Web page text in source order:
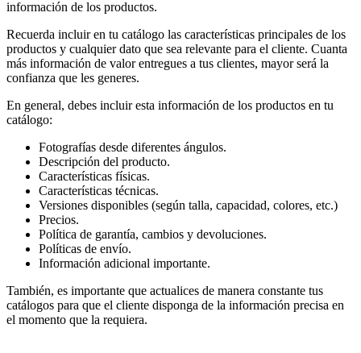
información de los productos.
Recuerda incluir en tu catálogo las características principales de los
productos y cualquier dato que sea relevante para el cliente. Cuanta
más información de valor entregues a tus clientes, mayor será la
confianza que les generes.
En general, debes incluir esta información de los productos en tu
catálogo:
Fotografías desde diferentes ángulos.
Descripción del producto.
Características físicas.
Características técnicas.
Versiones disponibles (según talla, capacidad, colores, etc.)
Precios.
Política de garantía, cambios y devoluciones.
Políticas de envío.
Información adicional importante.
También, es importante que actualices de manera constante tus
catálogos para que el cliente disponga de la información precisa en
el momento que la requiera.